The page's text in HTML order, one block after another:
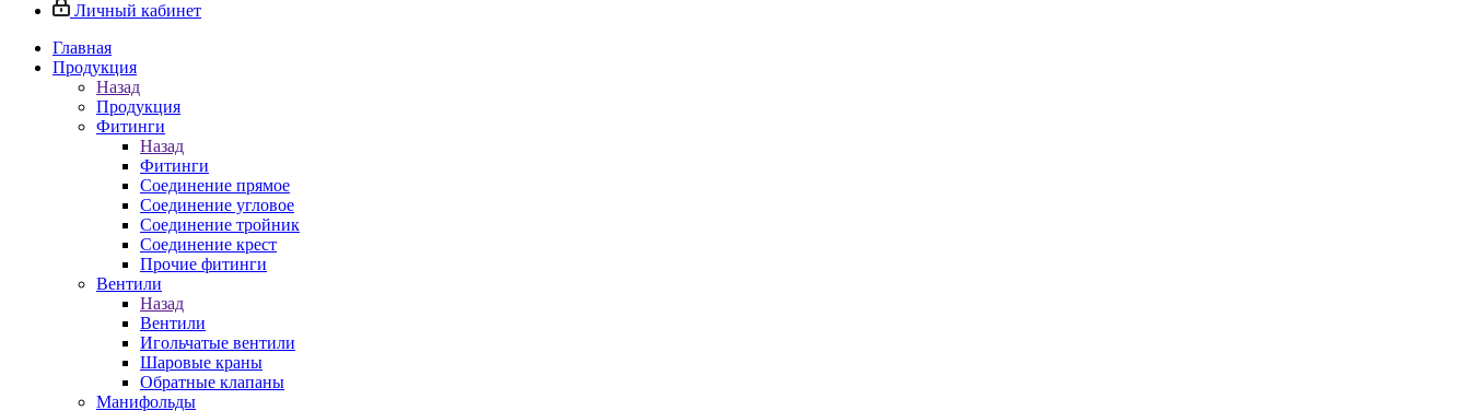
Личный кабинет
Главная
Продукция
Назад
Продукция
Фитинги
Назад
Фитинги
Соединение прямое
Соединение угловое
Соединение тройник
Соединение крест
Прочие фитинги
Вентили
Назад
Вентили
Игольчатые вентили
Шаровые краны
Обратные клапаны
Манифольды